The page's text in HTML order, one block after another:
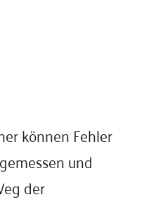
können Fehler
und
der